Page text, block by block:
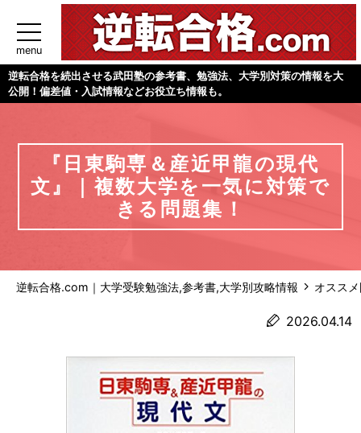
menu
逆転合格を続出させる武田塾の参考書、勉強法、大学別対策の情報を大
公開！偏差値・入試情報などお役立ち情報も。
『日東駒専＆産近甲龍の現代
文』｜複数大学を一気に対策で
きる問題集！
逆転合格.com｜大学受験勉強法,参考書,大学別攻略情報 オスス
2026.04.14